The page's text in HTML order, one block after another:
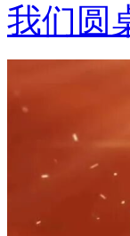
我们圆